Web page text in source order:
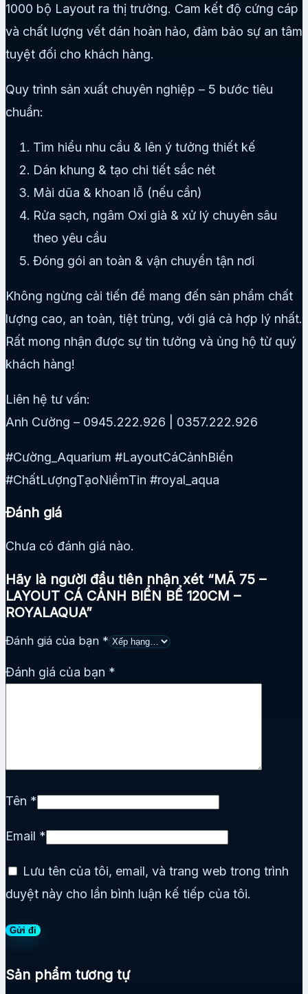
1000 bộ Layout ra thị trường. Cam kết độ cứng cáp
và chất lượng vết dán hoàn hảo, đảm bảo sự an tâm
tuyệt đối cho khách hàng.
Quy trình sản xuất chuyên nghiệp – 5 bước tiêu
chuẩn:
Tìm hiểu nhu cầu & lên ý tưởng thiết kế
Dán khung & tạo chi tiết sắc nét
Mài dũa & khoan lỗ (nếu cần)
Rửa sạch, ngâm Oxi già & xử lý chuyên sâu
theo yêu cầu
Đóng gói an toàn & vận chuyển tận nơi
Không ngừng cải tiến để mang đến sản phẩm chất
lượng cao, an toàn, tiệt trùng, với giá cả hợp lý nhất.
Rất mong nhận được sự tin tưởng và ủng hộ từ quý
khách hàng!
Liên hệ tư vấn:
Anh Cường – 0945.222.926 | 0357.222.926
#Cường_Aquarium #LayoutCáCảnhBiển
#ChấtLượngTạoNiềmTin #royal_aqua
Đánh giá
Chưa có đánh giá nào.
Hãy là người đầu tiên nhận xét “MÃ 75 –
LAYOUT CÁ CẢNH BIỂN BỂ 120CM –
ROYALAQUA”
Đánh giá của bạn *
Đánh giá của bạn *
Tên *
Email *
Lưu tên của tôi, email, và trang web trong trình
duyệt này cho lần bình luận kế tiếp của tôi.
Sản phẩm tương tự